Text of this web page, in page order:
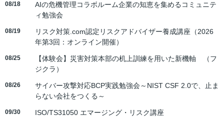
08/18
AIの危機管理コラボルーム企業の知恵を集めるコミュニテ
ィ勉強会
08/19
リスク対策.com認定リスクアドバイザー養成講座（2026
年第3回：オンライン開催）
08/25
【体験会】災害対策本部の机上訓練を用いた新機軸 （フ
ジクラ）
08/26
サイバー攻撃対応BCP実践勉強会～NIST CSF 2.0で、止ま
らない会社をつくる～
09/30 ISO/TS31050 エマージング・リスク講座